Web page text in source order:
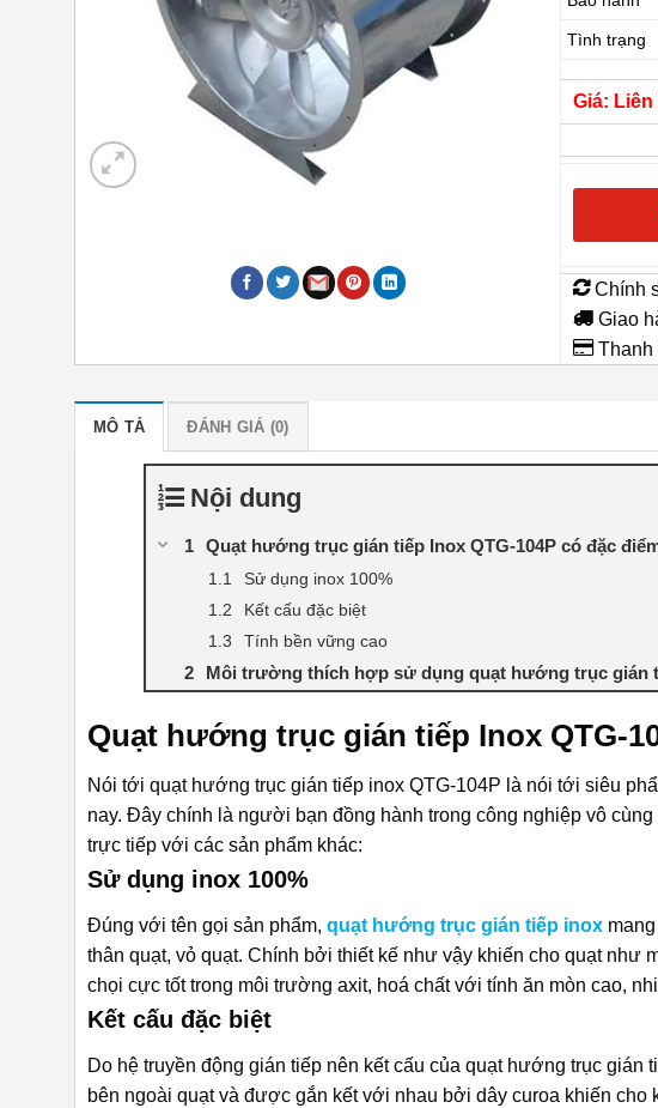
Tình trạng
Giá: Liên
Chính
Giao
Thanh
MÔ TẢ ĐÁNH GIÁ (0)
Nội dung
Quạt hướng trục gián tiếp Inox QTG-104P có đặc
Sử dụng inox 100%
Kết cấu đặc biệt
Tính bền vững cao
Môi trường thích hợp sử dụng quạt hướng trục gián
Quạt hướng trục gián tiếp Inox QTG-
Nói tới quạt hướng trục gián tiếp inox QTG-104P là nói tới siêu
nay. Đây chính là người bạn đồng hành trong công nghiệp vô
trực tiếp với các sản phẩm khác:
Sử dụng inox 100%
Đúng với tên gọi sản phẩm, quạt hướng trục gián tiếp inox
thân quạt, vỏ quạt. Chính bởi thiết kế như vậy khiến cho quạt như
chọi cực tốt trong môi trường axit, hoá chất với tính ăn mòn cao,
Kết cấu đặc biệt
Do hệ truyền động gián tiếp nên kết cấu của quạt hướng trục
bên ngoài quạt và được gắn kết với nhau bởi dây curoa khiến